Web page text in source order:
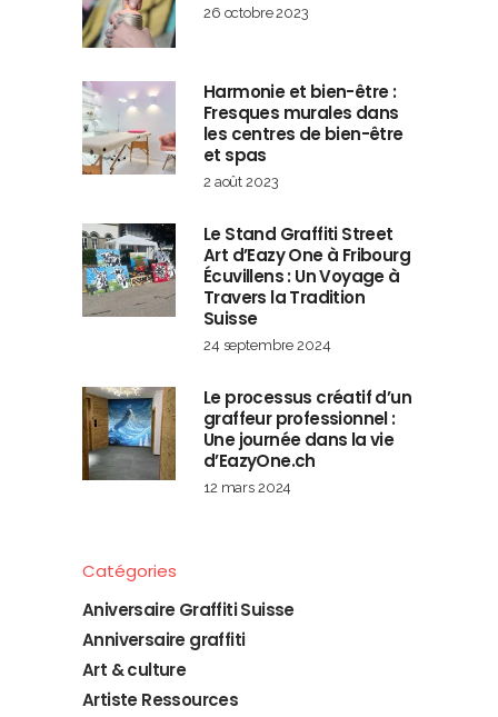
26 octobre 2023
Harmonie et bien-être :
Fresques murales dans
les centres de bien-être
et spas
2 août 2023
Le Stand Graffiti Street
Art d’Eazy One à Fribourg
Écuvillens : Un Voyage à
Travers la Tradition
Suisse
24 septembre 2024
Le processus créatif d’un
graffeur professionnel :
Une journée dans la vie
d’EazyOne.ch
12 mars 2024
Catégories
Aniversaire Graffiti Suisse
Anniversaire graffiti
Art & culture
Artiste Ressources